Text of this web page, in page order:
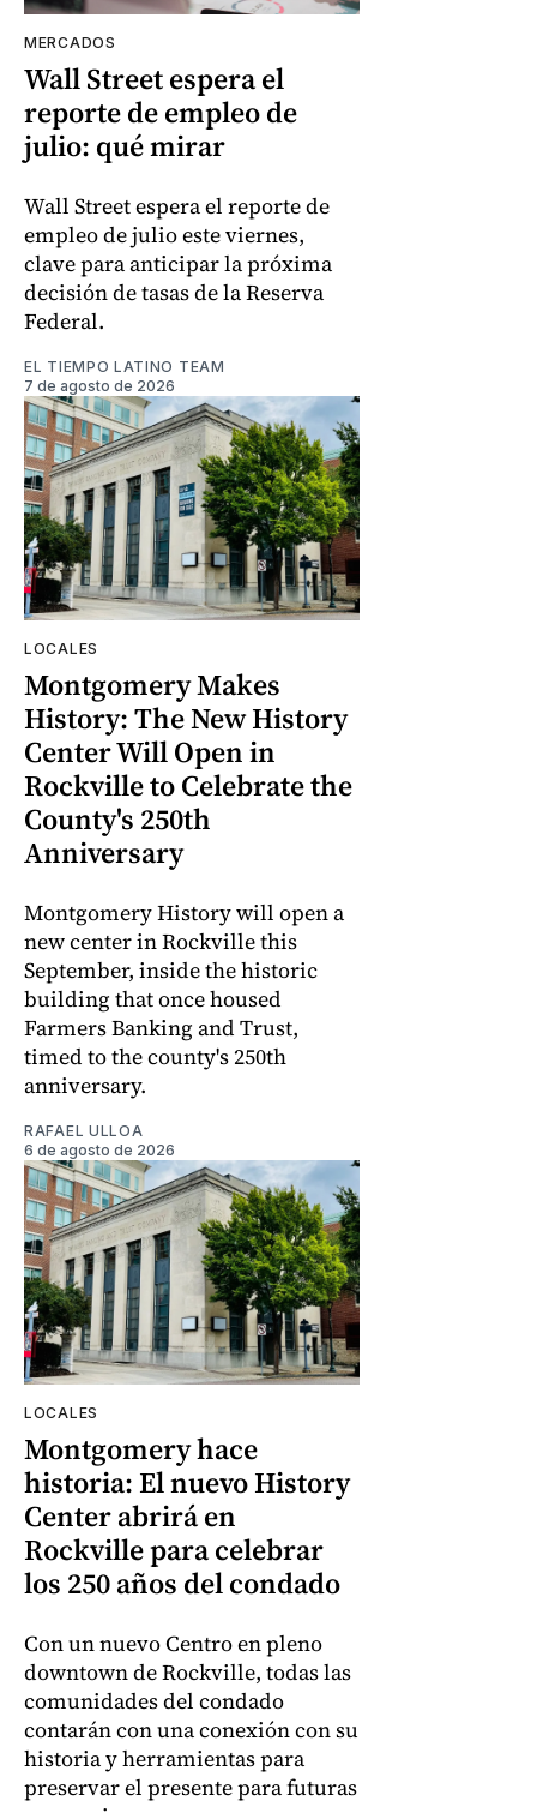
MERCADOS
Wall Street espera el
reporte de empleo de
julio: qué mirar
Wall Street espera el reporte de
empleo de julio este viernes,
clave para anticipar la próxima
decisión de tasas de la Reserva
Federal.
EL TIEMPO LATINO TEAM
7 de agosto de 2026
LOCALES
Montgomery Makes
History: The New History
Center Will Open in
Rockville to Celebrate the
County's 250th
Anniversary
Montgomery History will open a
new center in Rockville this
September, inside the historic
building that once housed
Farmers Banking and Trust,
timed to the county's 250th
anniversary.
RAFAEL ULLOA
6 de agosto de 2026
LOCALES
Montgomery hace
historia: El nuevo History
Center abrirá en
Rockville para celebrar
los 250 años del condado
Con un nuevo Centro en pleno
downtown de Rockville, todas las
comunidades del condado
contarán con una conexión con su
historia y herramientas para
preservar el presente para futuras